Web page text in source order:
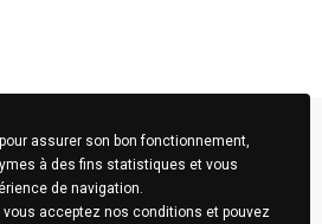
assurer son bon fonctionnement,
à des fins statistiques et vous
de navigation.
vous acceptez nos conditions et pouvez